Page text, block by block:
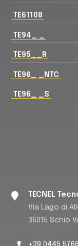
TE61108
TE94_ _
TE95__R
TE96_ _NTC
TE96_ _S
TECNEL
Via Lago di
36015 Schio
+39 0445